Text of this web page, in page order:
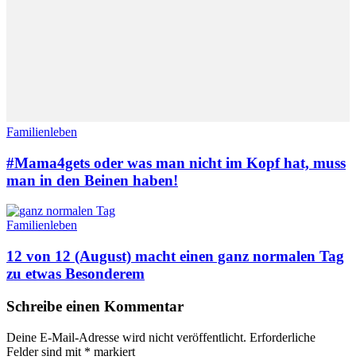
Familienleben
#Mama4gets oder was man nicht im Kopf hat, muss
man in den Beinen haben!
Familienleben
12 von 12 (August) macht einen ganz normalen Tag
zu etwas Besonderem
Schreibe einen Kommentar
Deine E-Mail-Adresse wird nicht veröffentlicht. Erforderliche
Felder sind mit * markiert